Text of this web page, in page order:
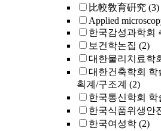
比較敎育硏究 (3)
Applied
한국감성과학회
보건학논집 (2)
대한물리치료학
대한건축학회 학
획계/구조계 (2)
한국통신학회 학
한국식품위생안
한국여성학 (2)